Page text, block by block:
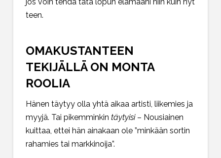
teen.
OMAKUSTANTEEN
TEKIJÄLLÄ ON MONTA
ROOLIA
Hänen täytyy olla yhtä aikaa artisti, liikemies ja
myyjä. Tai pikemminkin täytyisi– Nousiainen
kuittaa, ettei hän ainakaan ole ”minkään sortin
rahamies tai markkinoija”.